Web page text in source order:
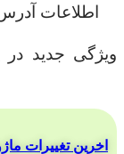
اطلاعات
اخرین تغییرات